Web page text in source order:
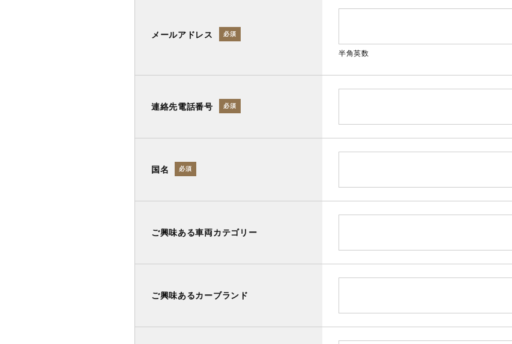
メールアドレス 必須
半角英数
連絡先電話番号 必須
国名 必須
ご興味ある車両カテゴリー
ご興味あるカーブランド